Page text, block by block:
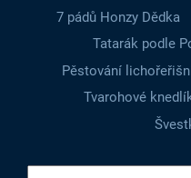
7 pádů Honzy Dědka
Tatarák podle
Pěstování
Tvarohové